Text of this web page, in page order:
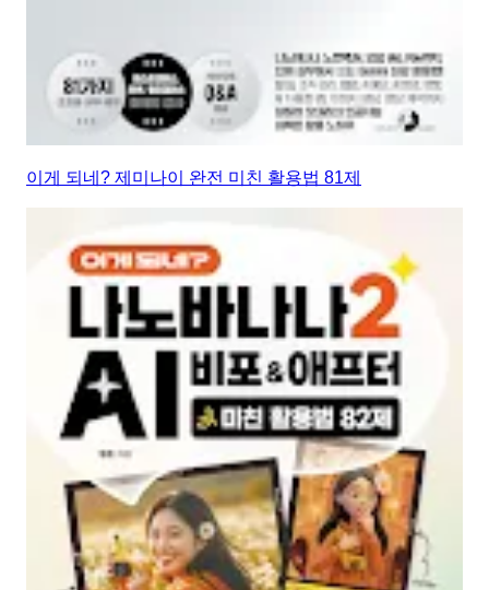
이게 되네? 제미나이 완전 미친 활용법 81제